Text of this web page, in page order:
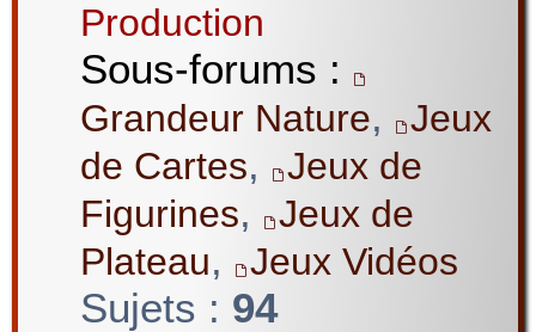
Production
Sous-forums :
Grandeur Nature,
Jeux
de Cartes,
Jeux de
Figurines,
Jeux de
Plateau, Jeux Vidéos
Sujets : 94